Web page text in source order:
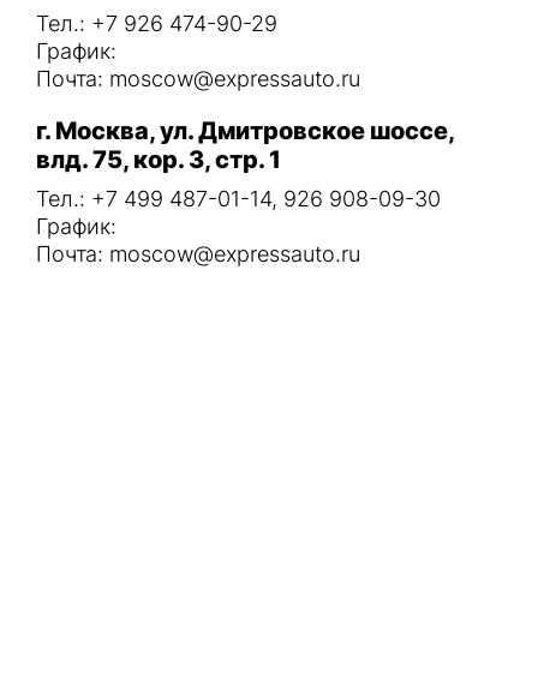
Тел.: +7 926 474-90-29
График:
Почта: moscow@expressauto.ru
г. Москва, ул. Дмитровское шоссе,
влд. 75, кор. 3, стр. 1
Тел.: +7 499 487-01-14, 926 908-09-30
График:
Почта: moscow@expressauto.ru